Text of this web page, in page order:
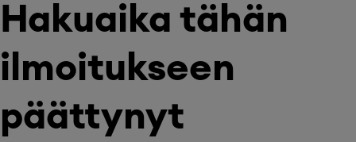
Hakuaika tähän
ilmoitukseen
päättynyt